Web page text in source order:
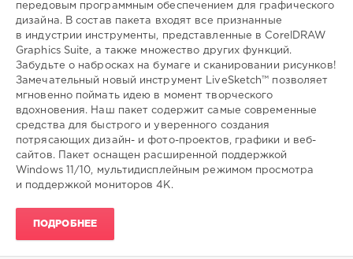
SamDel
0
редактор ,
графического,
дизайна
передовым программным обеспечением для графического
дизайна. В состав пакета входят все признанные
в индустрии инструменты, представленные в CorelDRAW
Graphics Suite, а также множество других функций.
Забудьте о набросках на бумаге и сканировании рисунков!
Замечательный новый инструмент LiveSketch™ позволяет
мгновенно поймать идею в момент творческого
вдохновения. Наш пакет содержит самые современные
средства для быстрого и уверенного создания
потрясающих дизайн- и фото-проектов, графики и веб-
сайтов. Пакет оснащен расширенной поддержкой
Windows 11/10, мультидисплейным режимом просмотра
и поддержкой мониторов 4K.
ПОДРОБНЕЕ